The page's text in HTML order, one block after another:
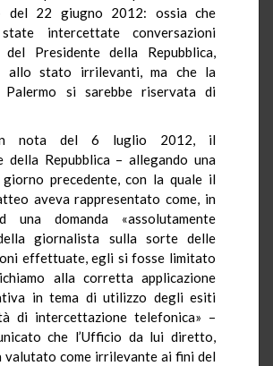
del 22 giugno 2012: ossia che
intercettate conversazioni
del Presidente della Repubblica,
allo stato irrilevanti, ma che la
Palermo si sarebbe riservata di
nota del 6 luglio 2012, il
della Repubblica – allegando una
giorno precedente, con la quale il
aveva rappresentato come, in
una domanda «assolutamente
giornalista sulla sorte delle
effettuate, egli si fosse limitato
alla corretta applicazione
in tema di utilizzo degli esiti
di intercettazione telefonica» –
che l’Ufficio da lui diretto,
valutato come irrilevante ai fini del